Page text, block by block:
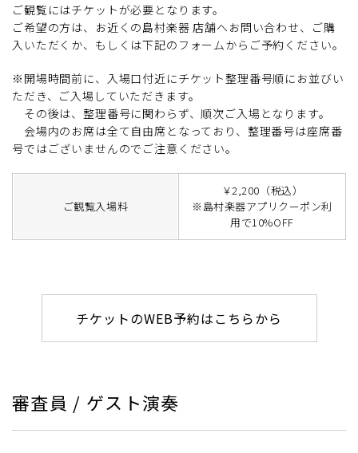
ご観覧にはチケットが必要となります。
ご希望の方は、お近くの島村楽器 店舗へお問い合わせ、ご購
入いただくか、もしくは下記のフォームからご予約ください。
※開場時間前に、入場口付近にチケット整理番号順にお並びい
ただき、ご入場していただきます。
その後は、整理番号に関わらず、順次ご入場となります。
会場内のお席は全て自由席となっており、整理番号は座席番
号ではございませんのでご注意ください。
ご観覧入場料
￥2,200（税込）
※島村楽器アプリクーポン利
用で10%OFF
チケットのWEB予約はこちらから
審査員 / ゲスト演奏